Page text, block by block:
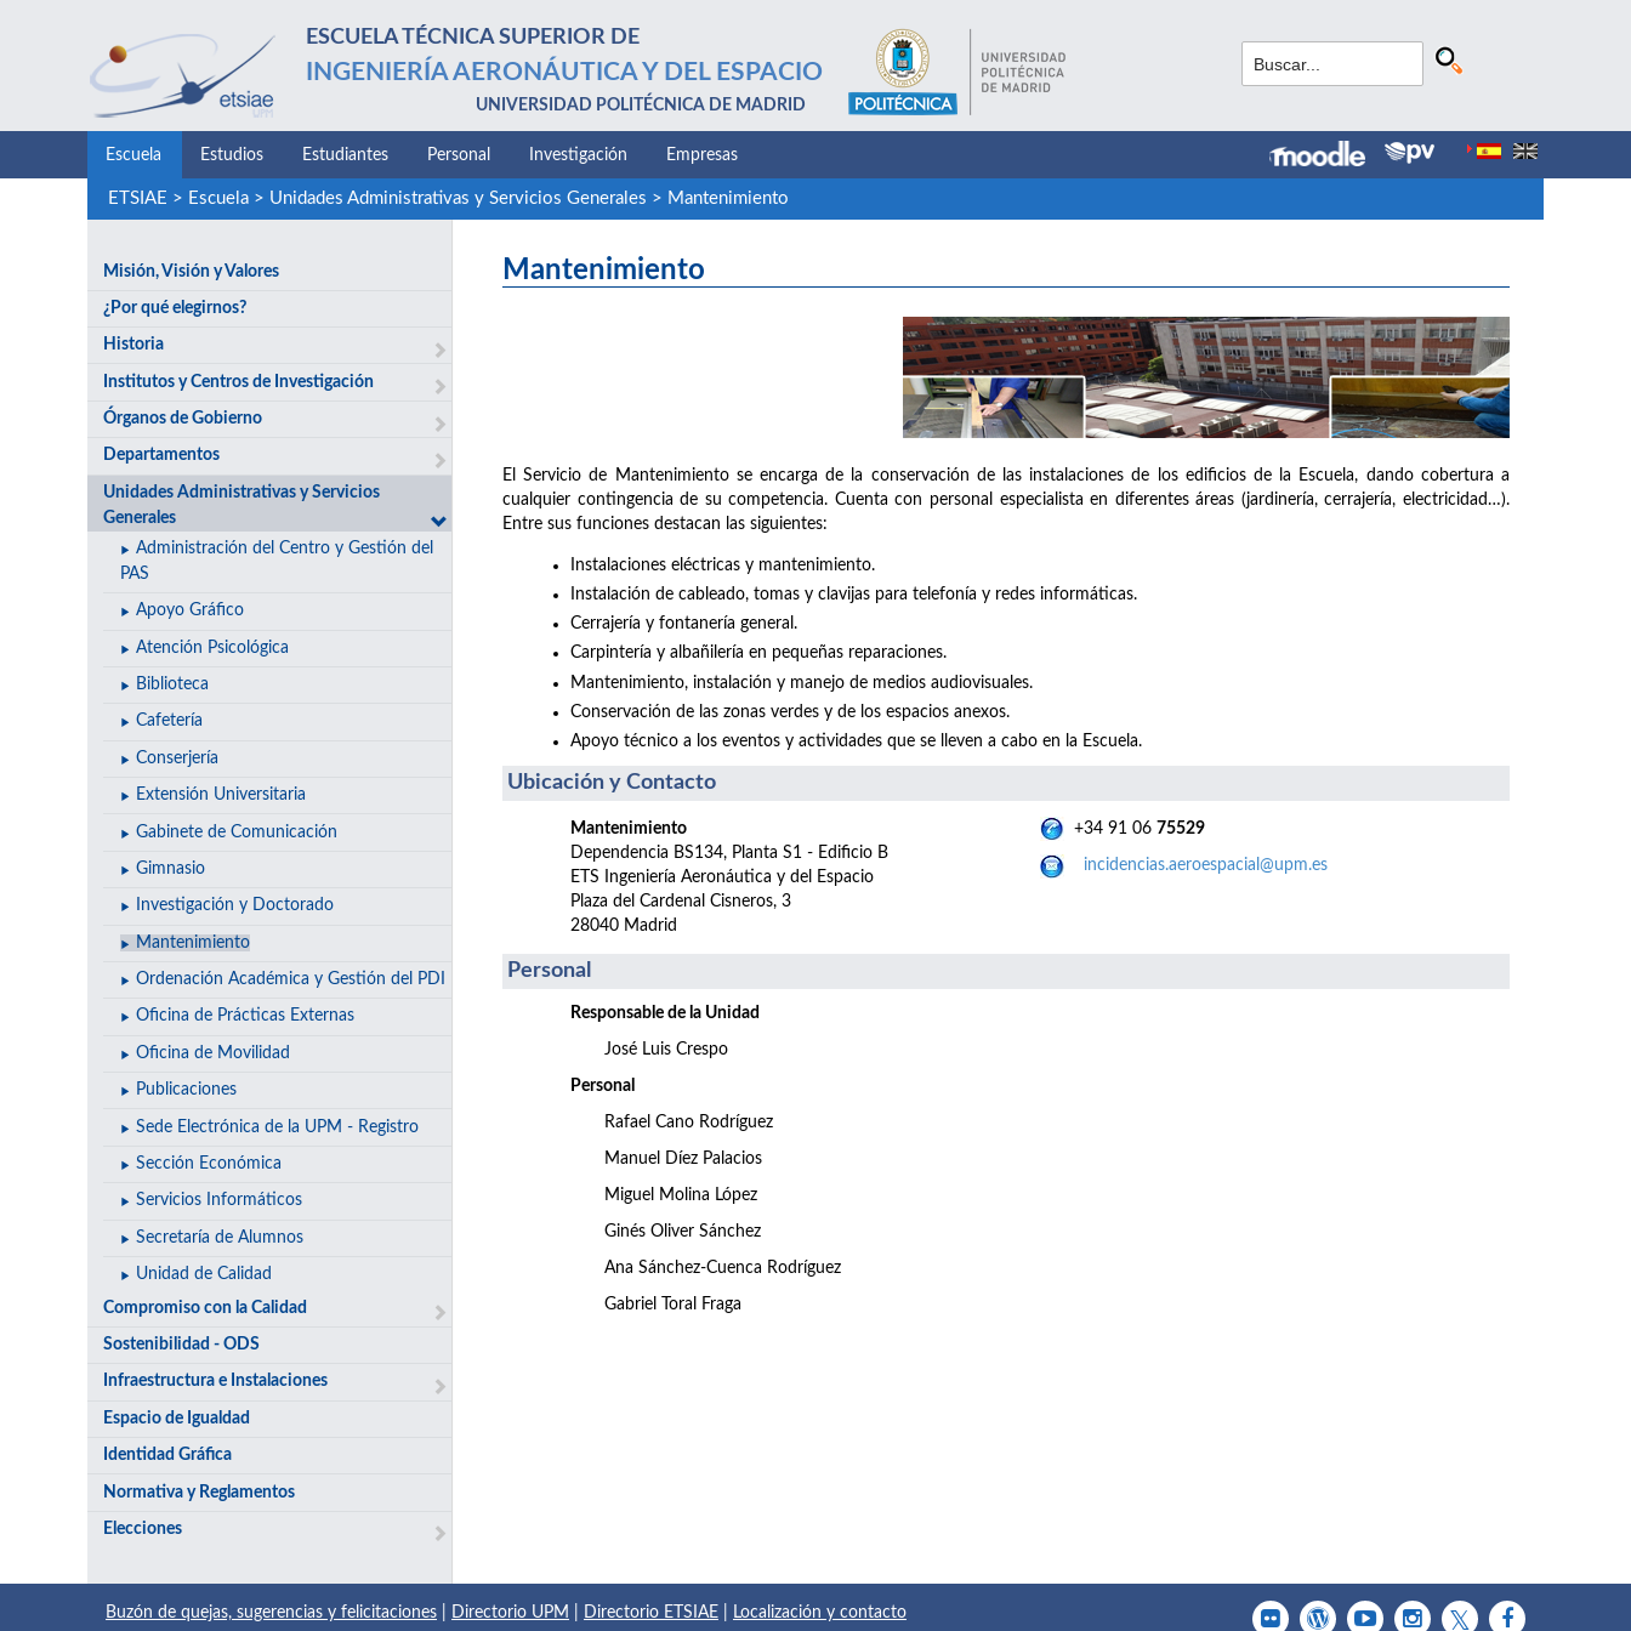
ESCUELA TÉCNICA SUPERIOR DE
INGENIERÍA AERONÁUTICA Y DEL ESPACIO
UNIVERSIDAD POLITÉCNICA DE MADRID
Escuela Estudios Estudiantes Personal Investigación Empresas
ETSIAE > Escuela> Unidades Administrativas y Servicios Generales > Mantenimiento
Misión, Visión y Valores
¿Por qué elegirnos?
Historia
Institutos y Centros de Investigación
Órganos de Gobierno
Departamentos
Unidades Administrativas y Servicios
Generales
Administración del Centro y Gestión del
PAS
Apoyo Gráfico
Atención Psicológica
Biblioteca
Cafetería
Conserjería
Extensión Universitaria
Gabinete de Comunicación
Gimnasio
Investigación y Doctorado
Mantenimiento
Ordenación Académica y Gestión del PDI
Oficina de Prácticas Externas
Oficina de Movilidad
Publicaciones
Sede Electrónica de la UPM - Registro
Sección Económica
Servicios Informáticos
Secretaría de Alumnos
Unidad de Calidad
Compromiso con la Calidad
Sostenibilidad - ODS
Infraestructura e Instalaciones
Espacio de Igualdad
Identidad Gráfica
Normativa y Reglamentos
Elecciones
Mantenimiento
El Servicio de Mantenimiento se encarga de la conservación de las instalaciones de los edificios de la Escuela, dando cobertura a
cualquier contingencia de su competencia. Cuenta con personal especialista en diferentes áreas (jardinería, cerrajería, electricidad…).
Entre sus funciones destacan las siguientes:
Instalaciones eléctricas y mantenimiento.
Instalación de cableado, tomas y clavijas para telefonía y redes informáticas.
Cerrajería y fontanería general.
Carpintería y albañilería en pequeñas reparaciones.
Mantenimiento, instalación y manejo de medios audiovisuales.
Conservación de las zonas verdes y de los espacios anexos.
Apoyo técnico a los eventos y actividades que se lleven a cabo en la Escuela.
Ubicación y Contacto
Mantenimiento
Dependencia BS134, Planta S1 - Edificio B
ETS Ingeniería Aeronáutica y del Espacio
Plaza del Cardenal Cisneros, 3
28040 Madrid
+34 91 06 75529
incidencias.aeroespacial@upm.es
Personal
Responsable de la Unidad
José Luis Crespo
Personal
Rafael Cano Rodríguez
Manuel Díez Palacios
Miguel Molina López
Ginés Oliver Sánchez
Ana Sánchez-Cuenca Rodríguez
Gabriel Toral Fraga
Buzón de quejas, sugerencias y felicitaciones Directorio UPM Directorio ETSIAE Localización y contacto